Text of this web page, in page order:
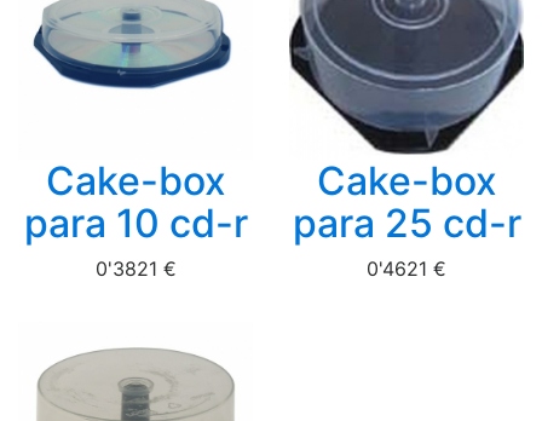
Cake-box
para 10 cd-r
0'3821 €
Cake-box
para 25 cd-r
0'4621 €